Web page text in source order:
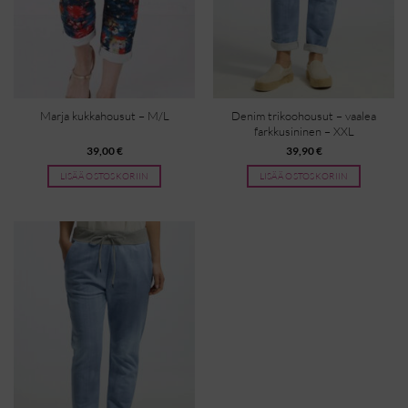
Marja kukkahousut – M/L
39,00€
LISÄÄ OSTOSKORIIN
Denim trikoohousut – vaalea
farkkusininen – XXL
39,90€
LISÄÄ OSTOSKORIIN